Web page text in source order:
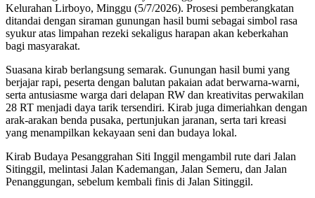
Kelurahan Lirboyo, Minggu (5/7/2026). Prosesi pemberangkatan
ditandai dengan siraman gunungan hasil bumi sebagai simbol rasa
syukur atas limpahan rezeki sekaligus harapan akan keberkahan
bagi masyarakat.
Suasana kirab berlangsung semarak. Gunungan hasil bumi yang
berjajar rapi, peserta dengan balutan pakaian adat berwarna-warni,
serta antusiasme warga dari delapan RW dan kreativitas perwakilan
28 RT menjadi daya tarik tersendiri. Kirab juga dimeriahkan dengan
arak-arakan benda pusaka, pertunjukan jaranan, serta tari kreasi
yang menampilkan kekayaan seni dan budaya lokal.
Kirab Budaya Pesanggrahan Siti Inggil mengambil rute dari Jalan
Sitinggil, melintasi Jalan Kademangan, Jalan Semeru, dan Jalan
Penanggungan, sebelum kembali finis di Jalan Sitinggil.